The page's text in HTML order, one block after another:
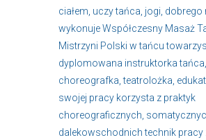
ciałem, uczy tańca, jogi,
wykonuje Współczesny Masaż
Mistrzyni Polski w tańcu
dyplomowana instruktorka tańca,
choreografka, teatrolożka,
swojej pracy korzysta z praktyk
choreograficznych,
dalekowschodnich technik pracy